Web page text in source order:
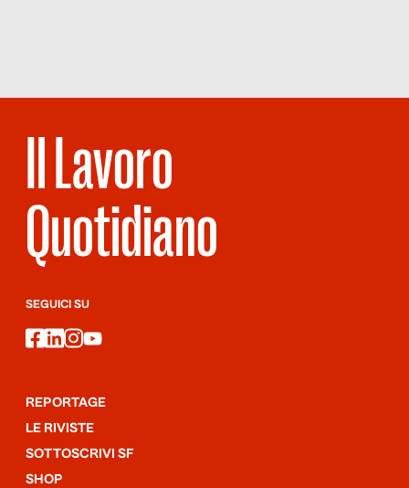
Il Lavoro
Quotidiano
SEGUICI SU
facebook
linkedin
instagram
youtube
REPORTAGE
LE RIVISTE
SOTTOSCRIVI SF
SHOP